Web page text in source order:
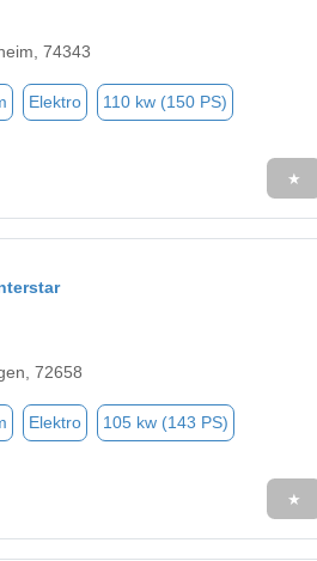
74343
Elektro 110 kw (150 PS)
★
72658
Elektro 105 kw (143 PS)
★